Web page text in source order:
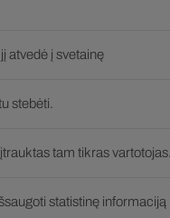
atvedė į svetainę
stebėti.
tam tikras vartotojas.
statistinę informaciją